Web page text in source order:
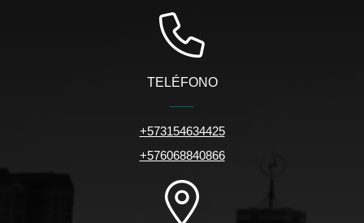
TELÉFONO
+573154634425
+576068840866